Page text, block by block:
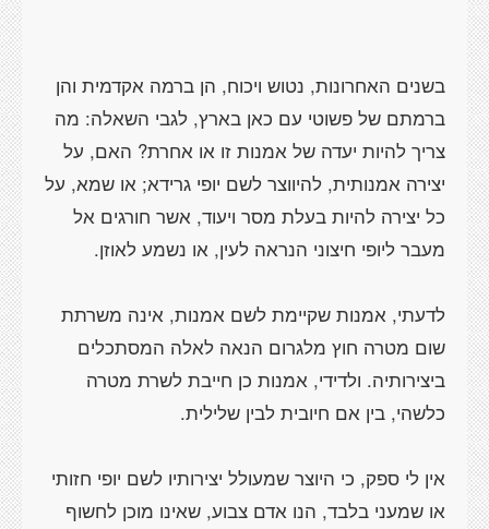
בשנים האחרונות, נטוש ויכוח, הן ברמה אקדמית והן
ברמתם של פשוטי עם כאן בארץ, לגבי השאלה: מה
צריך להיות יעדה של אמנות זו או אחרת? האם, על
יצירה אמנותית, להיווצר לשם יופי גרידא; או שמא, על
כל יצירה להיות בעלת מסר ויעוד, אשר חורגים אל
לדעתי, אמנות שקיימת לשם אמנות, אינה משרתת
שום מטרה חוץ מלגרום הנאה לאלה המסתכלים
ביצירותיה. ולדידי, אמנות כן חייבת לשרת מטרה
אין לי ספק, כי היוצר שמעולל יצירותיו לשם יופי חזותי
או שמעני בלבד, הנו אדם צבוע, שאינו מוכן לחשוף